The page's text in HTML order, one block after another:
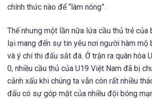
chính thức nào để “làm nóng”.
Thế nhưng một lần nữa lứa cầu thủ trẻ của
lại mang đến sự tin yêu nơi người hâm mộ
và ý chí thi đấu sắt đá. Ở trận ra quân hòa
0, nhiều cầu thủ của U19 Việt Nam đã bị
cảnh xấu khi chúng ta vẫn còn rất nhiều
đấu có sự góp mặt của nhiều đội bóng